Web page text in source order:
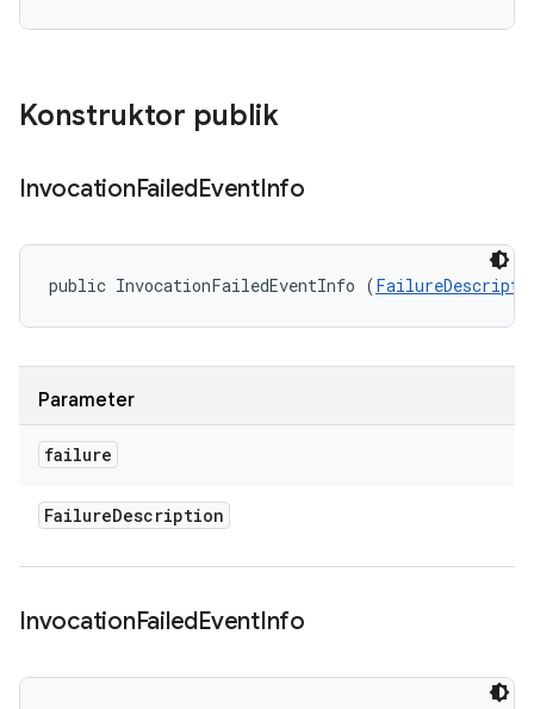
Konstruktor publik
InvocationFailedEventInfo
public InvocationFailedEventInfo (
Parameter
failure
FailureDescription
InvocationFailedEventInfo